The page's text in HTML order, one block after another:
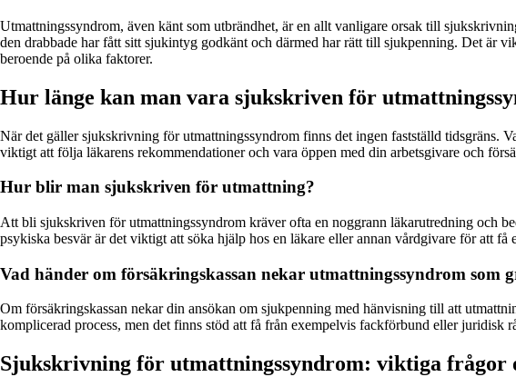
Utmattningssyndrom, även känt som utbrändhet, är en allt vanligare orsak till
den drabbade har fått sitt sjukintyg godkänt och därmed har rätt till sjukpenning. Det är
beroende på olika faktorer.
Hur länge kan man vara sjukskriven för
När det gäller sjukskrivning för utmattningssyndrom finns det ingen fastställd tidsgräns.
viktigt att följa läkarens rekommendationer och vara öppen med din arbetsgivare och
Hur blir man sjukskriven för utmattning?
Att bli sjukskriven för utmattningssyndrom kräver ofta en noggrann läkarutredning och
psykiska besvär är det viktigt att söka hjälp hos en läkare eller annan vårdgivare för att
Vad händer om försäkringskassan nekar utmattningssyndrom som
Om försäkringskassan nekar din ansökan om sjukpenning med hänvisning till att
komplicerad process, men det finns stöd att få från exempelvis fackförbund eller juridisk
Sjukskrivning för utmattningssyndrom: viktiga frågor